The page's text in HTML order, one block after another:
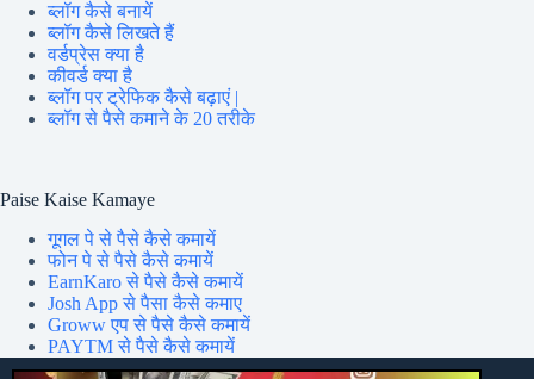
ब्लॉग कैसे बनायें
ब्लॉग कैसे लिखते हैं
वर्डप्रेस क्या है
कीवर्ड क्या है
ब्लॉग पर ट्रेफिक कैसे बढ़ाएं |
ब्लॉग से पैसे कमाने के 20 तरीके
Paise Kaise Kamaye
गूगल पे से पैसे कैसे कमायें
फोन पे से पैसे कैसे कमायें
EarnKaro से पैसे कैसे कमायें
Josh App से पैसा कैसे कमाए
Groww एप से पैसे कैसे कमायें
PAYTM से पैसे कैसे कमायें